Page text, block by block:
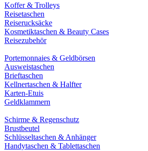
Koffer & Trolleys
Reisetaschen
Reiserucksäcke
Kosmetiktaschen & Beauty Cases
Reisezubehör
Portemonnaies & Geldbörsen
Ausweistaschen
Brieftaschen
Kellnertaschen & Halfter
Karten-Etuis
Geldklammern
Schirme & Regenschutz
Brustbeutel
Schlüsseltaschen & Anhänger
Handytaschen & Tablettaschen